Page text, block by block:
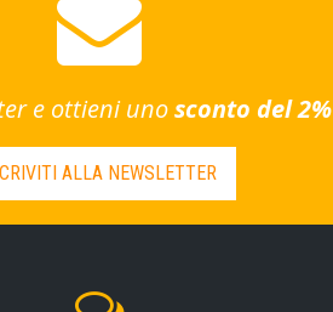
e ottieni unosconto del 2%
ALLA NEWSLETTER